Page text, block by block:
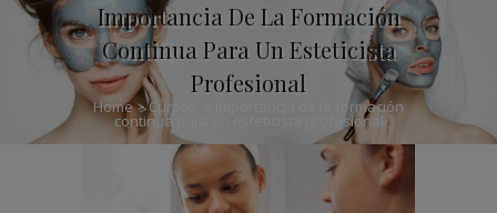
Importancia De La Formación
Continua Para Un Esteticista
Profesional
Home>Cursos Importancia de la formación
continua para un esteticista profesional